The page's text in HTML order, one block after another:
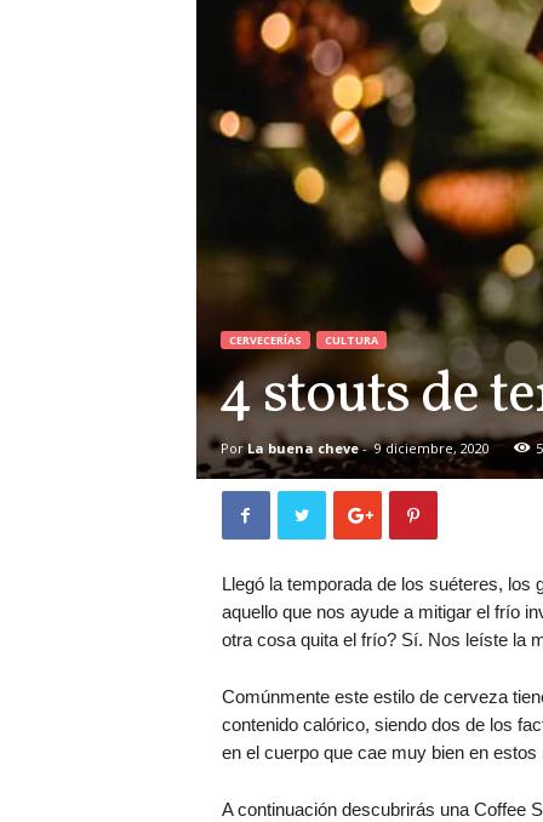
CERVECERÍAS CULTURA
4 stouts de
Por La buena cheve- 9 diciembre, 2020
Llegó la temporada de los suéteres, los
aquello que nos ayude a mitigar el frío
otra cosa quita el frío? Sí. Nos leíste la
Comúnmente este estilo de cerveza
contenido calórico, siendo dos de los
en el cuerpo que cae muy bien en estos
A continuación descubrirás una Coffee